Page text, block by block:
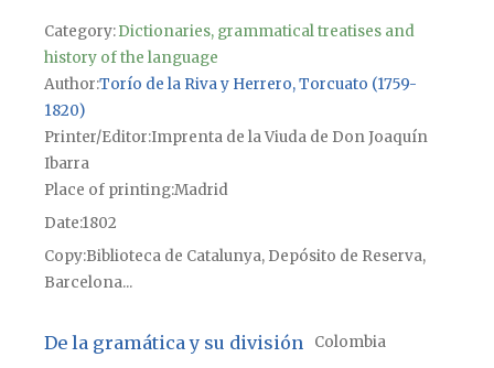
Category:Dictionaries, grammatical treatises and
history of the language
Author Torío de la Riva y Herrero, Torcuato (1759-
1820)
Printer/Editor Imprenta de la Viuda de Don Joaquín
Ibarra
Place of printingMadrid
Date1802
CopyBiblioteca de Catalunya, Depósito de Reserva,
Barcelona...
De la gramática y su división Colombia